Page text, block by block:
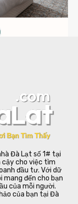
Đà Lạt số 1# tại
cậy cho việc tìm
đầu tư. Với dữ
mang đến cho bạn
của mỗi người.
của bạn tại Đà